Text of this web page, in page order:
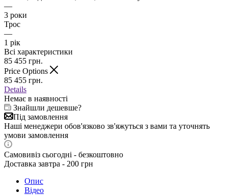
—
3 роки
Трос
—
1 рік
Всі характеристики
85 455 грн.
Price Options
85 455 грн.
Details
Немає в наявності
Знайшли дешевше?
Під замовлення
Наші менеджери обов'язково зв'яжуться з вами та уточнять
умови замовлення
Самовивіз сьогодні - безкоштовно
Доставка завтра - 200 грн
Опис
Відео